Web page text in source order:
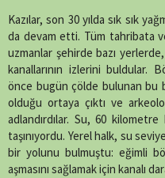
Kazılar, son 30 yılda sık sık
da devam etti. Tüm tahribata
uzmanlar şehirde bazı
kanallarının izlerini buldular.
önce bugün çölde bulunan bu
olduğu ortaya çıktı ve
adlandırdılar. Su, 60
taşınıyordu. Yerel halk, su
bir yolunu bulmuştu: eğimli
aşmasını sağlamak için kanalı